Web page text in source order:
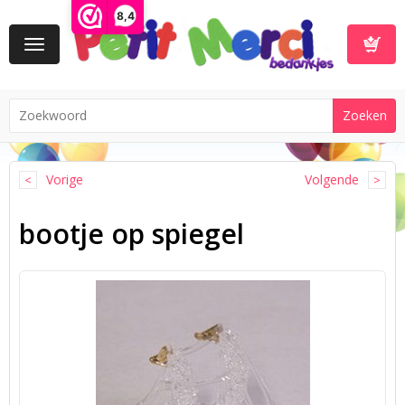
8,4
Toggle
navigation
Vorige Volgende
bootje op spiegel